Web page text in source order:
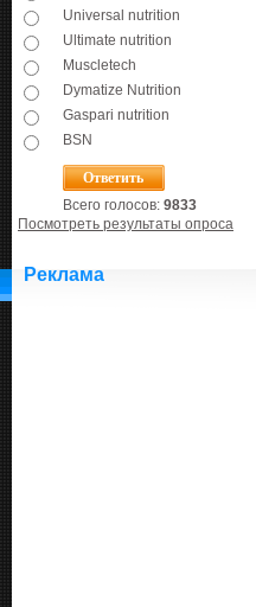
Universal nutrition
Ultimate nutrition
Muscletech
Dymatize Nutrition
Gaspari nutrition
BSN
Всего голосов: 9833
Посмотреть результаты опроса
Реклама